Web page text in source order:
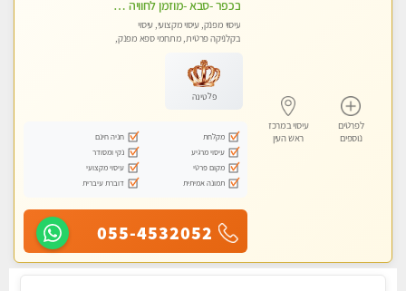
לפרטים
נוספים
עיסוי במרכז
ראש העין
בכפר -סבא -מוזמן לחוויה בלתי נשכחת!!!עיסוי מפנק ביותר מומלץ לחלוטין!!!
עיסוי מפנק, עיסוי מקצועי, עיסוי
בקלניקה פרטית, מתחמי ספא מפנק,
פלטינה
מקלחת
חניה חינם
עיסוי מרגיע
נקי ומסודר
מקום פרטי
עיסוי מקצועי
תמונה אמיתית
דוברת עיברית
055-4532052